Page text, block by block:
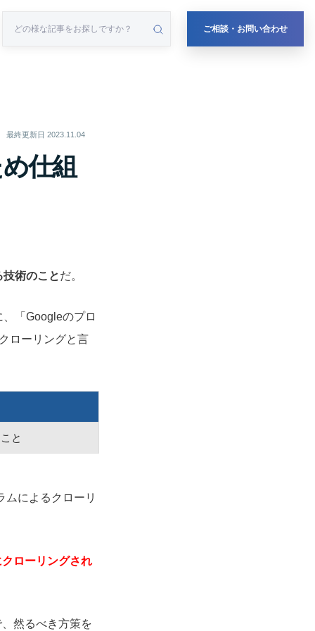
ご相談・お問い合わせ
最終更新日 2023.11.04
仕組
術のことだ。
「Googleのプロ
ローリングと言
と
ムによるクローリ
ローリングされ
然るべき方策を